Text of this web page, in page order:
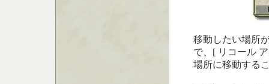
移動したい場所
で、[ リコール
場所に移動する